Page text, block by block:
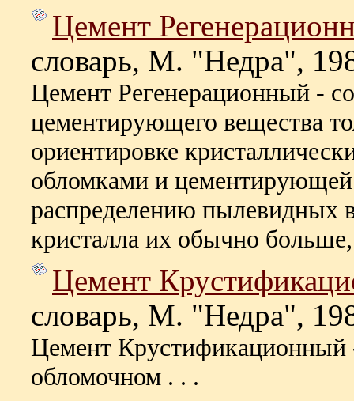
Цемент
словарь, М. "Недра",
Цемент Регенерационный -
цементирующего вещества
ориентировке
обломками и
распределению пылевидных
кристалла их обычно
Цемент
словарь, М. "Недра",
Цемент Крустификационный
обломочном . . .